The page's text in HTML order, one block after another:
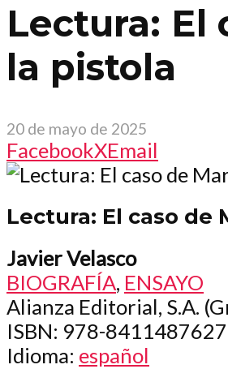
Lectura: El
la pistola
20 de mayo de 2025
FacebookXEmail
Lectura: El caso de
Javier Velasco
BIOGRAFÍA, ENSAYO
Alianza Editorial, S.A.
ISBN: 978-8411487627
Idioma: español